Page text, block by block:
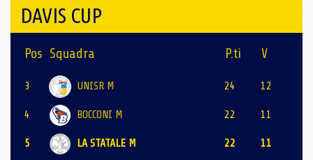
DAVIS CUP
Pos Squadra P.ti V
3 UNISR M 24 12
4 BOCCONI M 22 11
5 LA STATALE M 22 11